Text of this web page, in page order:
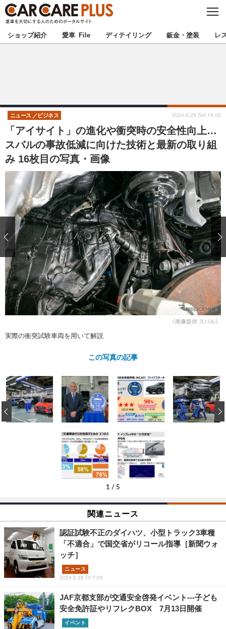
C
S
E
★カーケアプラス認定★ 厳選プロショップを地域から探す
甲信越 北陸
東海 関西
中国
九州 沖縄
注目の記事
ショップレポート 愛車 File
自動車豆知識 ストップ！不具合修理＆粗悪修理
鈑金・塗装
ディテイリング
ディテイリング 洗車
ヘッドライト磨き コーティング
フィルム・ラッピング
鈑金・塗装
小キズ直し 防錆
特集記事
ストップ 不具合修理＆粗悪修理
カーメーカー「旧車」関連プロジェ
クト
ショップ紹介
ショップレポート プロショップ検索
レストア
カーメーカー「旧車」関連プロジ
イベント
ショップ紹介 愛車 File ディテイリング 鈑金・塗装 レ
「アイサイト」の進化や衝突時の安全性向上…
スバルの事故低減に向けた技術と最新の取り組
み 16枚目の写真・画像
ニュース ビジネス 2024.6.29 Sat 15:02
《画像提供 スバル》
実際の衝突試験車両を用いて解説
この写真の記事
1 / 5
‹
関連ニュース
認証試験不正のダイハツ、小型トラック3車種
「不適合」で国交省がリコール指導［新聞ウォ
ッチ］
ニュース
2024.6.28 Fri 7:00
JAF京都支部が交通安全啓発イベント---子ども
安全免許証やリフレクBOX 7月13日開催
イベント